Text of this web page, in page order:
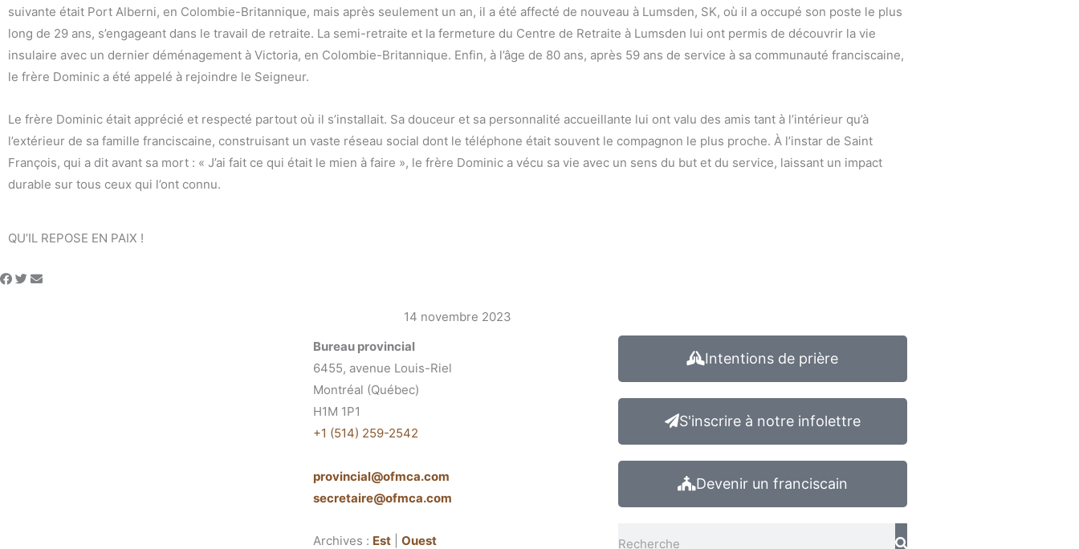
suivante était Port Alberni, en Colombie-Britannique, mais après seulement un an, il a été affecté de nouveau à Lumsden, SK, où il a occupé son poste le plus
long de 29 ans, s’engageant dans le travail de retraite. La semi-retraite et la fermeture du Centre de Retraite à Lumsden lui ont permis de découvrir la vie
insulaire avec un dernier déménagement à Victoria, en Colombie-Britannique. Enfin, à l’âge de 80 ans, après 59 ans de service à sa communauté franciscaine,
le frère Dominic a été appelé à rejoindre le Seigneur.
Le frère Dominic était apprécié et respecté partout où il s’installait. Sa douceur et sa personnalité accueillante lui ont valu des amis tant à l’intérieur qu’à
l’extérieur de sa famille franciscaine, construisant un vaste réseau social dont le téléphone était souvent le compagnon le plus proche. À l’instar de Saint
François, qui a dit avant sa mort : « J’ai fait ce qui était le mien à faire », le frère Dominic a vécu sa vie avec un sens du but et du service, laissant un impact
durable sur tous ceux qui l’ont connu.
QU’IL REPOSE EN PAIX !
14 novembre 2023
Bureau provincial
6455, avenue Louis-Riel
Montréal (Québec)
H1M 1P1
+1 (514) 259-2542
provincial@ofmca.com
secretaire@ofmca.com
Archives : Est| Ouest
Intentions de prière
S'inscrire à notre infolettre
Devenir un franciscain